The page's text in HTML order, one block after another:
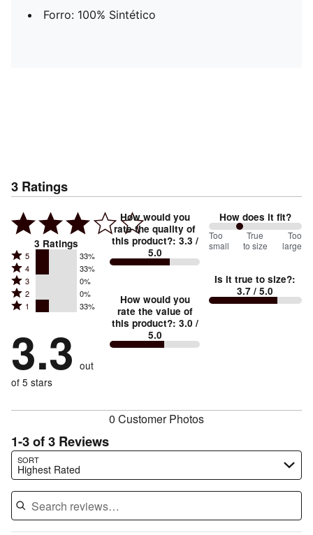
Forro: 100% Sintético
3 Ratings
3 Ratings
Rated
5
stars
by
of
reviewers
5 33%
Rated
4
stars
by
of
reviewers
4 33%
Rated
3
stars
0%
of
reviewers
3 0%
Rated
2
by
0%
of
reviewers
2 0%
Rated
stars
by
33%
of
1 33%
3.3 out
of 5 stars
How would you
rate the quality of
this product?: 3.3 /
5.0
How would you
rate the value of
this product?: 3.0 /
5.0
How does it fit?
67%
between
small
and
Too
small
True
to size
Too
large
Is it true to size?:
3.7 / 5.0
0 Customer Photos
1-3 of 3 Reviews
SORT
Highest Rated
Search reviews…